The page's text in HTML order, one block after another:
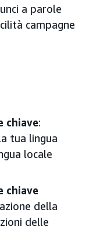
a parole
campagne
chiave:
tua lingua
locale
chiave
della
delle